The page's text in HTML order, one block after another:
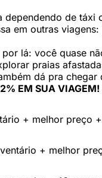
dependendo de táxi
em outras
lá: você quase
praias
dá pra chegar
EM SUA VIAGEM!
+ melhor preço
+ melhor